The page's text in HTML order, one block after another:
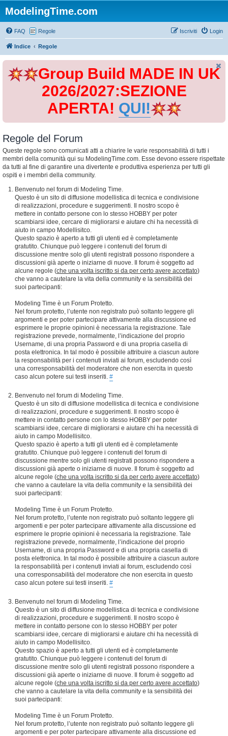
ModelingTime.com
FAQ Regole Login
Iscriviti
Indice Regole
Group Build MADE IN UK
2026/2027:SEZIONE
APERTA! QUI!
Regole del Forum
Queste regole sono comunicati atti a chiarire le varie responsabilità di tutti i
membri della comunità qui su ModelingTime.com. Esse devono essere rispettate
da tutti al fine di garantire una divertente e produttiva esperienza per tutti gli
ospiti e i membri della community.
Benvenuto nel forum di Modeling Time.
Questo è un sito di diffusione modellistica di tecnica e condivisione
di realizzazioni, procedure e suggerimenti. Il nostro scopo è
mettere in contatto persone con lo stesso HOBBY per poter
scambiarsi idee, cercare di migliorarsi e aiutare chi ha necessità di
aiuto in campo Modellisitco.
Questo spazio è aperto a tutti gli utenti ed è completamente
gratutito. Chiunque può leggere i contenuti del forum di
discussione mentre solo gli utenti registrati possono rispondere a
discussioni già aperte o iniziarne di nuove. Il forum è soggetto ad
alcune regole (che una volta iscritto si da per certo avere accettato)
che vanno a cautelare la vita della community e la sensibilità dei
suoi partecipanti:
Modeling Time è un Forum Protetto.
Nel forum protetto, l’utente non registrato può soltanto leggere gli
argomenti e per poter partecipare attivamente alla discussione ed
esprimere le proprie opinioni è necessaria la registrazione. Tale
registrazione prevede, normalmente, l’indicazione del proprio
Username, di una propria Password e di una propria casella di
posta elettronica. In tal modo è possibile attribuire a ciascun autore
la responsabilità per i contenuti inviati ai forum, escludendo così
una corresponsabilità del moderatore che non esercita in questo
caso alcun potere sui testi inseriti. #
Benvenuto nel forum di Modeling Time.
Questo è un sito di diffusione modellistica di tecnica e condivisione
di realizzazioni, procedure e suggerimenti. Il nostro scopo è
mettere in contatto persone con lo stesso HOBBY per poter
scambiarsi idee, cercare di migliorarsi e aiutare chi ha necessità di
aiuto in campo Modellisitco.
Questo spazio è aperto a tutti gli utenti ed è completamente
gratutito. Chiunque può leggere i contenuti del forum di
discussione mentre solo gli utenti registrati possono rispondere a
discussioni già aperte o iniziarne di nuove. Il forum è soggetto ad
alcune regole (che una volta iscritto si da per certo avere accettato)
che vanno a cautelare la vita della community e la sensibilità dei
suoi partecipanti:
Modeling Time è un Forum Protetto.
Nel forum protetto, l’utente non registrato può soltanto leggere gli
argomenti e per poter partecipare attivamente alla discussione ed
esprimere le proprie opinioni è necessaria la registrazione. Tale
registrazione prevede, normalmente, l’indicazione del proprio
Username, di una propria Password e di una propria casella di
posta elettronica. In tal modo è possibile attribuire a ciascun autore
la responsabilità per i contenuti inviati ai forum, escludendo così
una corresponsabilità del moderatore che non esercita in questo
caso alcun potere sui testi inseriti. #
Benvenuto nel forum di Modeling Time.
Questo è un sito di diffusione modellistica di tecnica e condivisione
di realizzazioni, procedure e suggerimenti. Il nostro scopo è
mettere in contatto persone con lo stesso HOBBY per poter
scambiarsi idee, cercare di migliorarsi e aiutare chi ha necessità di
aiuto in campo Modellisitco.
Questo spazio è aperto a tutti gli utenti ed è completamente
gratutito. Chiunque può leggere i contenuti del forum di
discussione mentre solo gli utenti registrati possono rispondere a
discussioni già aperte o iniziarne di nuove. Il forum è soggetto ad
alcune regole (che una volta iscritto si da per certo avere accettato)
che vanno a cautelare la vita della community e la sensibilità dei
suoi partecipanti:
Modeling Time è un Forum Protetto.
Nel forum protetto, l’utente non registrato può soltanto leggere gli
argomenti e per poter partecipare attivamente alla discussione ed